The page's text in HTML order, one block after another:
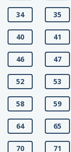
34 35
40 41
46 47
52 53
58 59
64 65
70 71